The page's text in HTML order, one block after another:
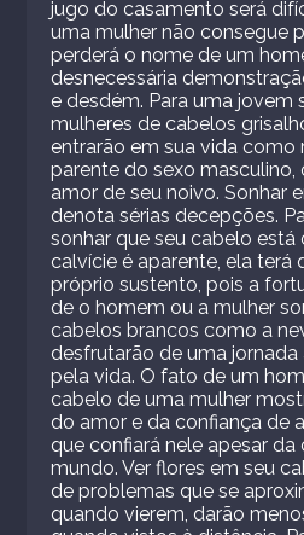
jugo do casamento será
uma mulher não consegue
perderá o nome de um
desnecessária
e desdém. Para uma jovem
mulheres de cabelos
entrarão em sua vida como
parente do sexo masculino,
amor de seu noivo. Sonhar
denota sérias decepções.
sonhar que seu cabelo está
calvície é aparente, ela terá
próprio sustento, pois a
de o homem ou a mulher
cabelos brancos como a
desfrutarão de uma
pela vida. O fato de um
cabelo de uma mulher
do amor e da confiança de
que confiará nele apesar
mundo. Ver flores em seu
de problemas que se
quando vierem, darão